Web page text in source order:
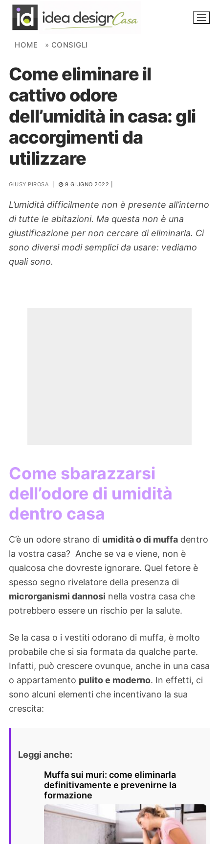
Skip to content
NOVITÀ
AMBIENTI
FAI DA TE
PIANTE
Ortaggio
HOME » CONSIGLI
Come eliminare il
cattivo odore
dell’umidità in casa: gli
accorgimenti da
utilizzare
GIUSY PIROSA 9 GIUGNO 2022
L’umidità difficilmente non è presente all’interno
di tutte le abitazioni. Ma questa non è una
giustificazione per non cercare di eliminarla. Ci
sono diversi modi semplici da usare: vediamo
quali sono.
Come sbarazzarsi
dell’odore di umidità
dentro casa
C’è un odore strano di umidità o di muffa dentro
la vostra casa? Anche se va e viene, non è
qualcosa che dovreste ignorare. Quel fetore è
spesso segno rivelatore della presenza di
microrganismi dannosi nella vostra casa che
potrebbero essere un rischio per la salute.
Se la casa o i vestiti odorano di muffa, è molto
probabile che si sia formata da qualche parte.
Infatti, può crescere ovunque, anche in una casa
o appartamento pulito e moderno. In effetti, ci
sono alcuni elementi che incentivano la sua
crescita:
Leggi anche:
Muffa sui muri: come eliminarla
definitivamente e prevenirne la
formazione